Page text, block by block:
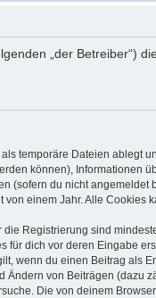
„der Betreiber“)
temporäre Dateien ablegt
können), Informationen
(sofern du nicht angemeldet
einem Jahr. Alle Cookies
Registrierung sind
für dich vor deren Eingabe
wenn du einen Beitrag als
von Beiträgen (dazu
Die von deinem